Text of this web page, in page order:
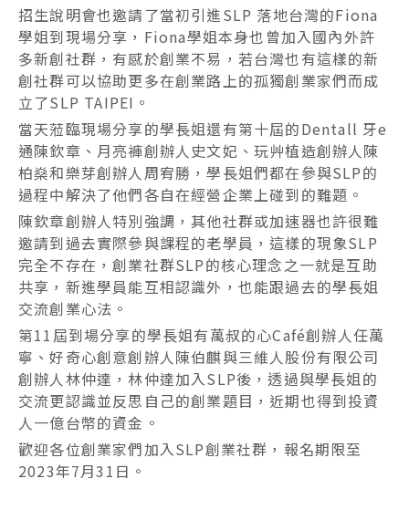
招生說明會也邀請了當初引進SLP 落地台灣的Fiona
學姐到現場分享，Fiona學姐本身也曾加入國內外許
多新創社群，有感於創業不易，若台灣也有這樣的新
創社群可以協助更多在創業路上的孤獨創業家們而成
立了SLP TAIPEI。
當天蒞臨現場分享的學長姐還有第十屆的Dentall 牙e
通陳欽章、月亮褲創辦人史文妃、玩艸植造創辦人陳
柏燊和樂芽創辦人周宥勝，學長姐們都在參與SLP的
過程中解決了他們各自在經營企業上碰到的難題。
陳欽章創辦人特別強調，其他社群或加速器也許很難
邀請到過去實際參與課程的老學員，這樣的現象SLP
完全不存在，創業社群SLP的核心理念之一就是互助
共享，新進學員能互相認識外，也能跟過去的學長姐
交流創業心法。
第11屆到場分享的學長姐有萬叔的心Café創辦人任萬
寧、好奇心創意創辦人陳伯麒與三維人股份有限公司
創辦人林仲達，林仲達加入SLP後，透過與學長姐的
交流更認識並反思自己的創業題目，近期也得到投資
人一億台幣的資金。
歡迎各位創業家們加入SLP創業社群，報名期限至
2023年7月31日。